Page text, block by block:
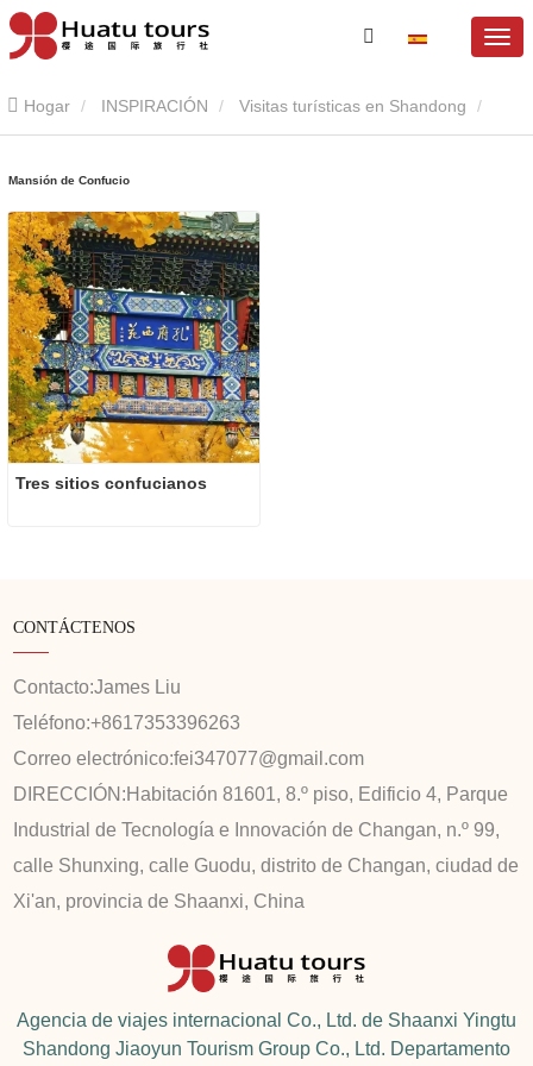
Hogar INSPIRACIÓN Visitas turísticas en Shandong
Mansión de Confucio
Tres sitios confucianos
CONTÁCTENOS
Contacto:James Liu
Teléfono:+8617353396263
Correo electrónico:fei347077@gmail.com
DIRECCIÓN: Habitación 81601, 8.º piso, Edificio 4, Parque
Industrial de Tecnología e Innovación de Changan, n.º 99,
calle Shunxing, calle Guodu, distrito de Changan, ciudad de
Xi'an, provincia de Shaanxi, China
Agencia de viajes internacional Co., Ltd. de Shaanxi Yingtu
Shandong Jiaoyun Tourism Group Co., Ltd. Departamento